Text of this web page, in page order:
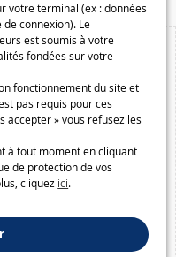
votre terminal (ex : données
connexion). Le
est soumis à votre
fondées sur votre
fonctionnement du site et
pas requis pour ces
accepter » vous refusez les
à tout moment en cliquant
de protection de vos
cliquez ici.